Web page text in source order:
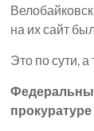
на их сайт
Это по сути, а